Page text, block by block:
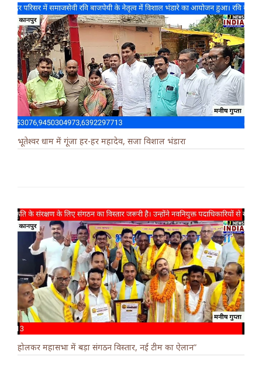
भूतेश्वर धाम में गूंजा हर-हर महादेव, सजा विशाल भंडारा
होलकर महासभा में बड़ा संगठन विस्तार, नई टीम का ऐलान”